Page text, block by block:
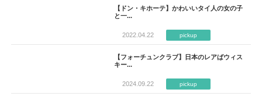
【ドン・キホーテ】かわいいタイ人の女の子
と一...
2022.04.22 pickup
【フォーチュンクラブ】日本のレアばウィス
キー...
2024.09.22 pickup